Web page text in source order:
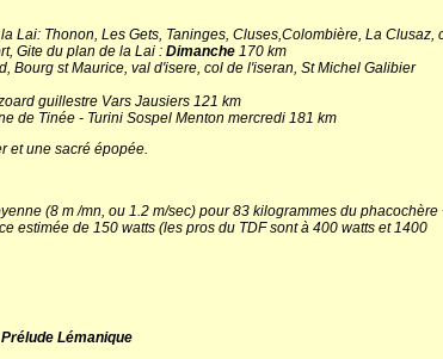
Lai: Thonon, Les Gets, Taninges, Cluses,Colombière, La Clusaz,
Gite du plan de la Lai : Dimanche 170 km
Bourg st Maurice, val d'isere, col de l'iseran, St Michel Galibier
guillestre Vars Jausiers 121 km
de Tinée - Turini Sospel Menton mercredi 181 km
et une sacré épopée.
(8 m /mn, ou 1.2 m/sec) pour 83 kilogrammes du phacochère
estimée de 150 watts (les pros du TDF sont à 400 watts et 1400
Prélude Lémanique